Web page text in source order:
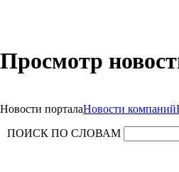
Просмотр
Новости порталаНовости компаний
ПОИСК ПО СЛОВАМ